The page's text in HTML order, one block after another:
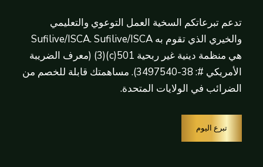
تدعم تبرعاتكم السخية العمل التوعوي والتعليمي
والخيري الذي تقوم به Sufilive/ISCA. Sufilive/ISCA
هي منظمة دينية غير ربحية 501(c)(3) (معرف الضريبة
الأمريكي #: 38-3497540). مساهمتك قابلة للخصم من
الضرائب في الولايات المتحدة.
تبرع اليوم